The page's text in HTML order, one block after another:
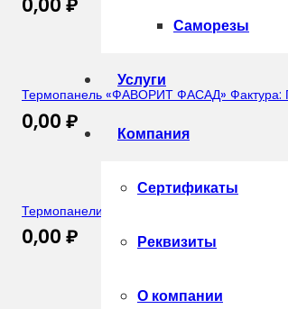
Саморезы
Услуги
Компания
Сертификаты
Реквизиты
О компании
Термопанель «ФАВОРИТ ФАСАД» Фактура:
0,00 ₽
Термопанели с клинкерной плиткой Lode
0,00 ₽